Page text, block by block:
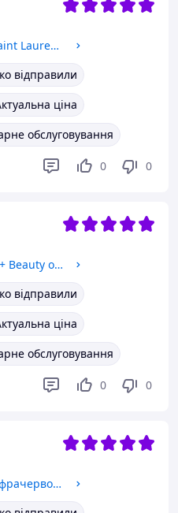
Рум'яна для обличчя Yves Saint Laurent Make Me Blush Powder Blush 42 Babydoll Pink, 6 г
відправили
ціна
обслуговування
0 0
Сонцезахисний крем SPF 50+ Beauty of Joseon Relief Sun Rice+Probiotics, 50 мл
відправили
ціна
обслуговування
0 0
Настільний електричний інфрачервоний кварцовий нагрівач RS-HT08